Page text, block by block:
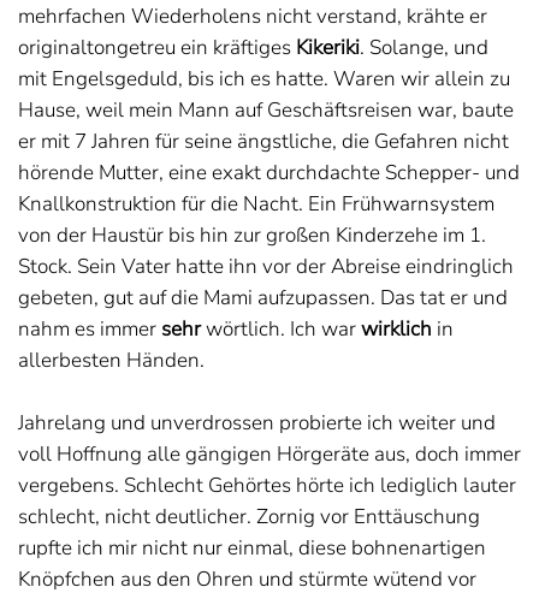
mehrfachen Wiederholens nicht verstand, krähte er
originaltongetreu ein kräftiges Kikeriki. Solange, und
mit Engelsgeduld, bis ich es hatte. Waren wir allein zu
Hause, weil mein Mann auf Geschäftsreisen war, baute
er mit 7 Jahren für seine ängstliche, die Gefahren nicht
hörende Mutter, eine exakt durchdachte Schepper- und
Knallkonstruktion für die Nacht. Ein Frühwarnsystem
von der Haustür bis hin zur großen Kinderzehe im 1.
Stock. Sein Vater hatte ihn vor der Abreise eindringlich
gebeten, gut auf die Mami aufzupassen. Das tat er und
nahm es immer sehrwörtlich. Ich warwirklich in
allerbesten Händen.
Jahrelang und unverdrossen probierte ich weiter und
voll Hoffnung alle gängigen Hörgeräte aus, doch immer
vergebens. Schlecht Gehörtes hörte ich lediglich lauter
schlecht, nicht deutlicher. Zornig vor Enttäuschung
rupfte ich mir nicht nur einmal, diese bohnenartigen
Knöpfchen aus den Ohren und stürmte wütend vor